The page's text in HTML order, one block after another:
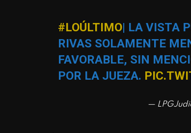
#LOÚLTIMO| LA VISTA
RIVAS SOLAMENTE
FAVORABLE, SIN
POR LA JUEZA.
—